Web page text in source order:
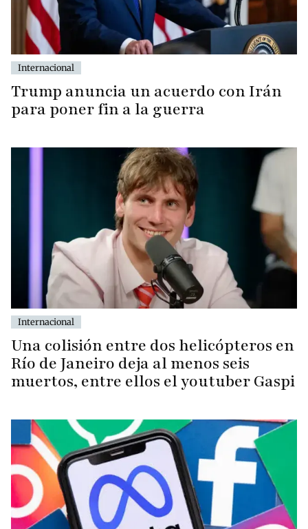
Internacional
Trump anuncia un acuerdo con Irán
para poner fin a la guerra
Internacional
Una colisión entre dos helicópteros en
Río de Janeiro deja al menos seis
muertos, entre ellos el youtuber Gaspi